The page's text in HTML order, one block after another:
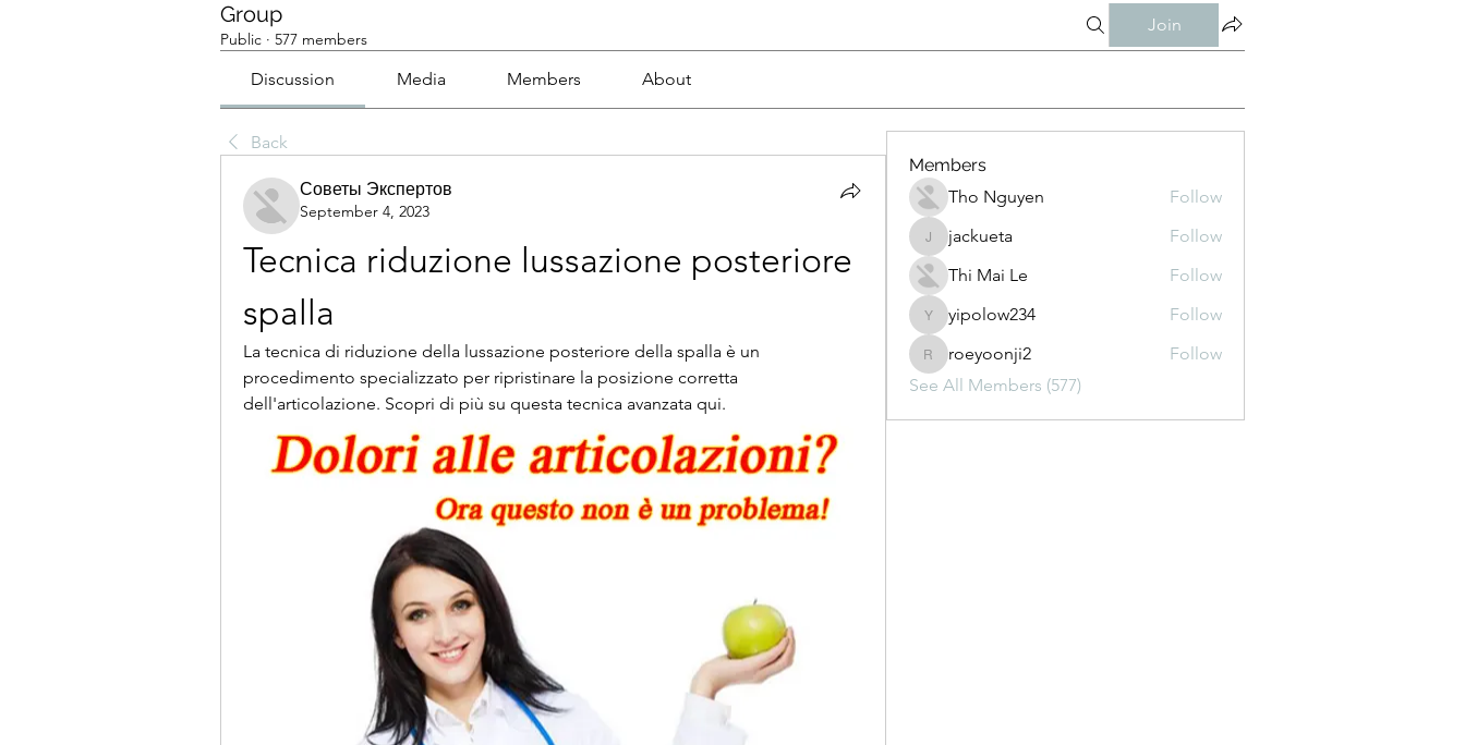
Group
Public · 577 members
Join
Discussion Media Members About
Back
Советы Экспертов
September 4, 2023
Tecnica riduzione lussazione posteriore
spalla
La tecnica di riduzione della lussazione posteriore della spalla è un
procedimento specializzato per ripristinare la posizione corretta
dell'articolazione. Scopri di più su questa tecnica avanzata qui.
Members
Tho Nguyen
Follow
jackueta
jackueta
Follow
Thi Mai Le
Follow
yipolow234
yipolow234 Follow
roeyoonji2
roeyoonji2
Follow
See All Members (577)